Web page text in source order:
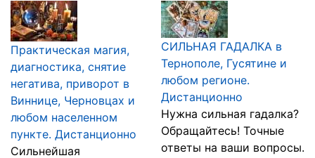
Практическая магия,
диагностика, снятие
негатива, приворот в
Виннице, Черновцах и
любом населенном
пункте. Дистанционно
Сильнейшая
СИЛЬНАЯ ГАДАЛКА в
Тернополе, Гусятине и
любом регионе.
Дистанционно
Нужна сильная гадалка?
Обращайтесь! Точные
ответы на ваши вопросы.